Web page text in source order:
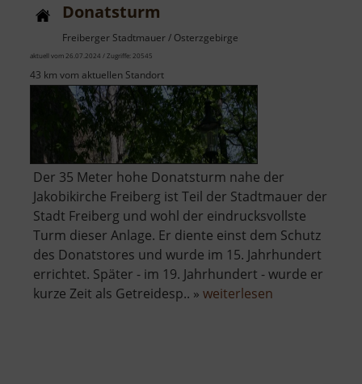
Donatsturm
Freiberger Stadtmauer / Osterzgebirge
aktuell vom 26.07.2024 / Zugriffe: 20545
43 km vom aktuellen Standort
Der 35 Meter hohe Donatsturm nahe der
Jakobikirche Freiberg ist Teil der Stadtmauer der
Stadt Freiberg und wohl der eindrucksvollste
Turm dieser Anlage. Er diente einst dem Schutz
des Donatstores und wurde im 15. Jahrhundert
errichtet. Später - im 19. Jahrhundert - wurde er
kurze Zeit als Getreidesp.. » weiterlesen